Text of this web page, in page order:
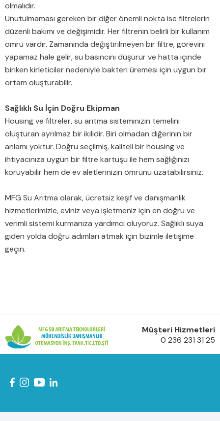
olmalıdır.
Unutulmaması gereken bir diğer önemli nokta ise filtrelerin
düzenli bakımı ve değişimidir. Her filtrenin belirli bir kullanım
ömrü vardır. Zamanında değiştirilmeyen bir filtre, görevini
yapamaz hale gelir, su basıncını düşürür ve hatta içinde
biriken kirleticiler nedeniyle bakteri üremesi için uygun bir
ortam oluşturabilir.
Sağlıklı Su İçin Doğru Ekipman
Housing ve filtreler, su arıtma sisteminizin temelini
oluşturan ayrılmaz bir ikilidir. Biri olmadan diğerinin bir
anlamı yoktur. Doğru seçilmiş, kaliteli bir housing ve
ihtiyacınıza uygun bir filtre kartuşu ile hem sağlığınızı
koruyabilir hem de ev aletlerinizin ömrünü uzatabilirsiniz.
MFG Su Arıtma olarak, ücretsiz keşif ve danışmanlık
hizmetlerimizle, eviniz veya işletmeniz için en doğru ve
verimli sistemi kurmanıza yardımcı oluyoruz. Sağlıklı suya
giden yolda doğru adımları atmak için bizimle iletişime
geçin.
Müşteri Hizmetleri
0 236 231 31 25